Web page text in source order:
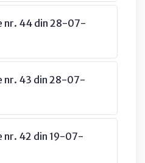
nr. 44 din 28-07-
nr. 43 din 28-07-
nr. 42 din 19-07-